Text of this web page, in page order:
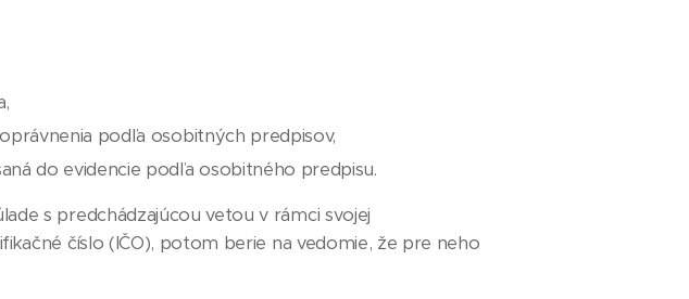
podľa osobitných predpisov,
do evidencie podľa osobitného predpisu.
s predchádzajúcou vetou v rámci svojej
číslo (IČO), potom berie na vedomie, že pre neho